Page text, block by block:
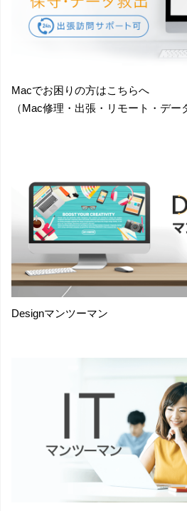
Macでお困りの方はこちらへ
（Mac修理・出張・リモート・デー
Designマンツーマン